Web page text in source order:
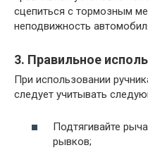
сцепиться с тормозным
неподвижность
3. Правильное
При использовании
следует учитывать
Подтягивайте
рывков;